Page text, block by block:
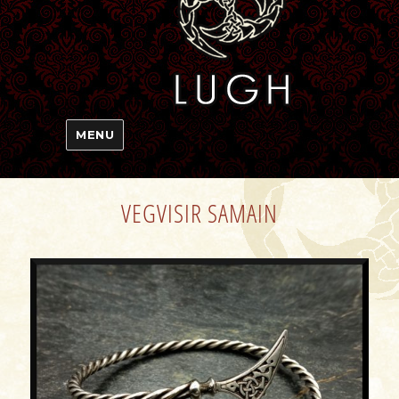
MENU
VEGVISIR SAMAIN